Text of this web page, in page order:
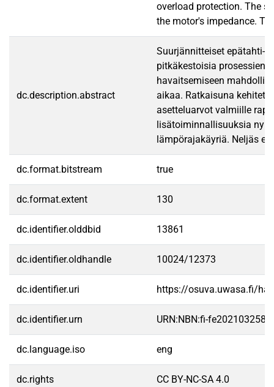
overload protection. The
the motor's impedance.
dc.description.abstract
Suurjännitteiset epätahti-
pitkäkestoisia prosessien
havaitsemiseen
aikaa. Ratkaisuna
asetteluarvot valmiille
lisätoiminnallisuuksia
lämpörajakäyriä. Neljäs
dc.format.bitstream true
dc.format.extent 130
dc.identifier.olddbid 13861
dc.identifier.oldhandle 10024/12373
dc.identifier.uri https://osuva.uwasa.fi/
dc.identifier.urn URN:NBN:fi-
dc.language.iso eng
dc.rights CC BY-NC-SA 4.0